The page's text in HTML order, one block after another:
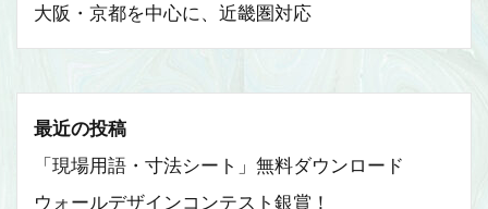
大阪・京都を中心に、近畿圏対応
最近の投稿
「現場用語・寸法シート」無料ダウンロード
ウォールデザインコンテスト銀賞！